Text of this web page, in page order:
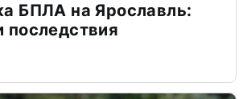
БПЛА на Ярославль:
последствия